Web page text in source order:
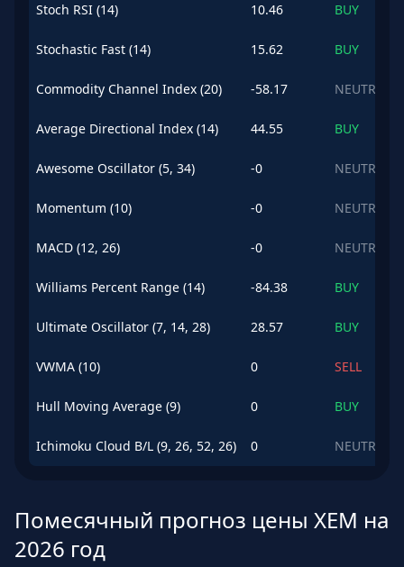
Stoch RSI (14) 10.46 BUY
Stochastic Fast (14) 15.62 BUY
Commodity Channel Index (20) -58.17 NEUTRAL
Average Directional Index (14) 44.55 BUY
Awesome Oscillator (5, 34) -0 NEUTRAL
Momentum (10) -0 NEUTRAL
MACD (12, 26) -0 NEUTRAL
Williams Percent Range (14) -84.38 BUY
Ultimate Oscillator (7, 14, 28) 28.57 BUY
VWMA (10) 0 SELL
Hull Moving Average (9) 0 BUY
Ichimoku Cloud B/L (9, 26, 52, 26) 0 NEUTRAL
Помесячный прогноз цены XEM на
2026 год